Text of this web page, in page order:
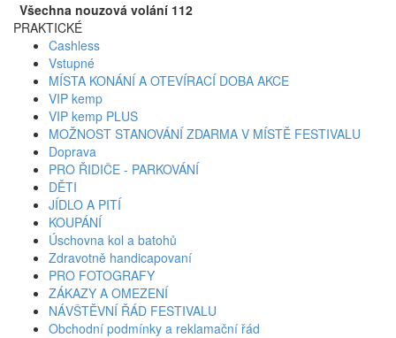
Všechna nouzová volání 112
PRAKTICKÉ
Cashless
Vstupné
MÍSTA KONÁNÍ A OTEVÍRACÍ DOBA AKCE
VIP kemp
VIP kemp PLUS
MOŽNOST STANOVÁNÍ ZDARMA V MÍSTĚ FESTIVALU
Doprava
PRO ŘIDIČE - PARKOVÁNÍ
DĚTI
JÍDLO A PITÍ
KOUPÁNÍ
Úschovna kol a batohů
Zdravotně handicapovaní
PRO FOTOGRAFY
ZÁKAZY A OMEZENÍ
NÁVŠTĚVNÍ ŘÁD FESTIVALU
Obchodní podmínky a reklamační řád